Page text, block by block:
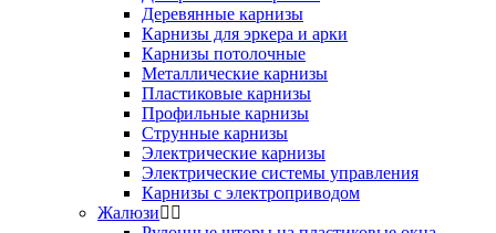
Деревянные карнизы
Карнизы для эркера и арки
Карнизы потолочные
Металлические карнизы
Пластиковые карнизы
Профильные карнизы
Струнные карнизы
Электрические карнизы
Электрические системы управления
Карнизы с электроприводом
Жалюзи